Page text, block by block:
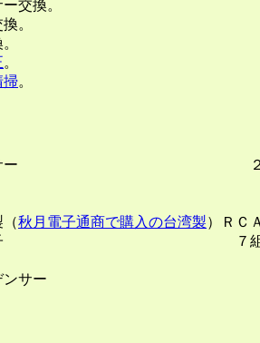
交換。
。
。
掃。
デンサー ２１
ＡＭＰ １４
リレー １
秋月電子通商で購入の台湾製）ＲＣ
Ａ端子 ７組１
２
コンデンサー １